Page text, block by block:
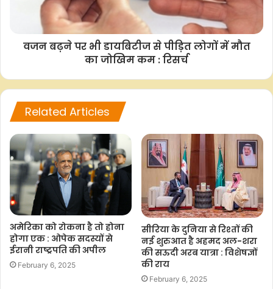
o
o
k
A
p
p
e
r
i
n
k
वजन बढ़ने पर भी डायबिटीज से पीड़ित लोगों में मौत
का जोखिम कम : रिसर्च
Related Articles
अमेरिका को रोकना है तो होना
होगा एक : ओपेक सदस्यों से
ईरानी राष्ट्रपति की अपील
February 6, 2025
सीरिया के दुनिया से रिश्तों की
नई शुरुआत है अहमद अल-शरा
की सऊदी अरब यात्रा : विशेषज्ञों
की राय
February 6, 2025